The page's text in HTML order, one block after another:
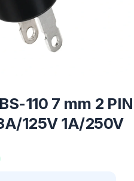
110 7 mm 2 PIN
125V 1A/250V